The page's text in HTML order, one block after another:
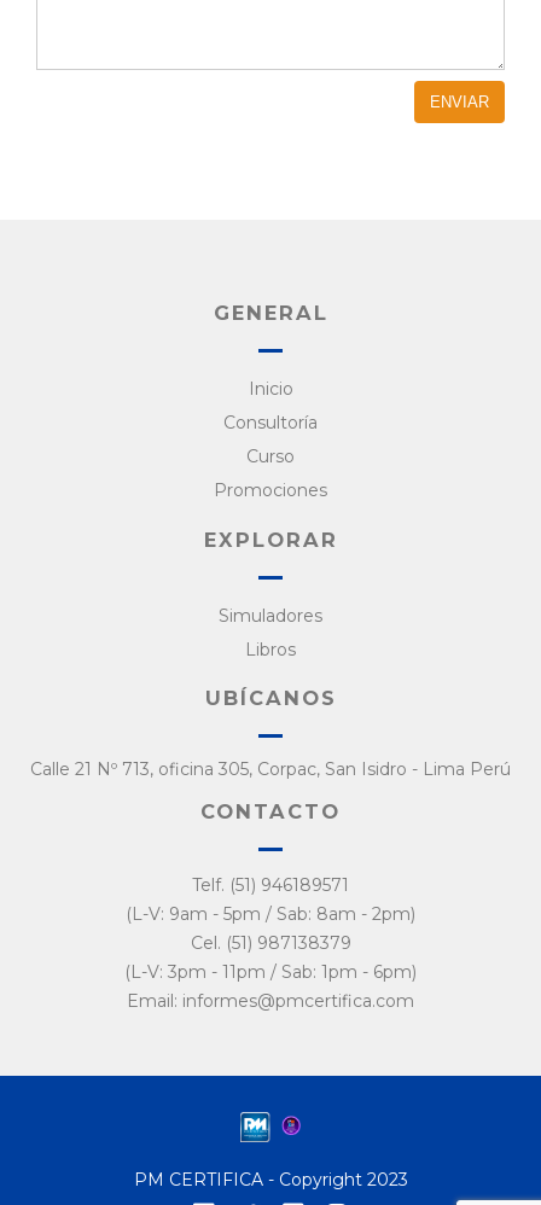
GENERAL
Inicio
Consultoría
Curso
Promociones
EXPLORAR
Simuladores
Libros
UBÍCANOS
Calle 21 Nº 713, oficina 305, Corpac, San Isidro - Lima Perú
CONTACTO
Telf. (51) 946189571
(L-V: 9am - 5pm / Sab: 8am - 2pm)
Cel. (51) 987138379
(L-V: 3pm - 11pm / Sab: 1pm - 6pm)
Email: informes@pmcertifica.com
PM CERTIFICA - Copyright 2023